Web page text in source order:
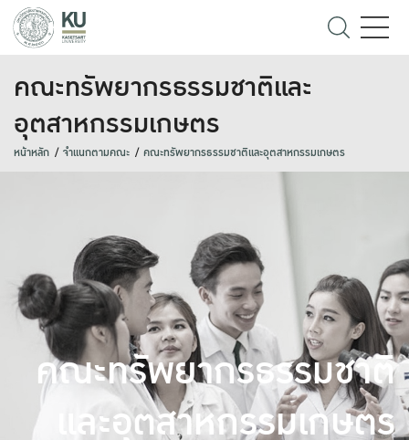
คณะทรัพยากรธรรมชาติและ
อุตสาหกรรมเกษตร
หน้าหลัก จำแนกตามคณะ คณะทรัพยากรธรรมชาติและอุตสาหกรรมเกษตร
คณะทรัพยากรธรรมชาติ
และอุตสาหกรรมเกษตร